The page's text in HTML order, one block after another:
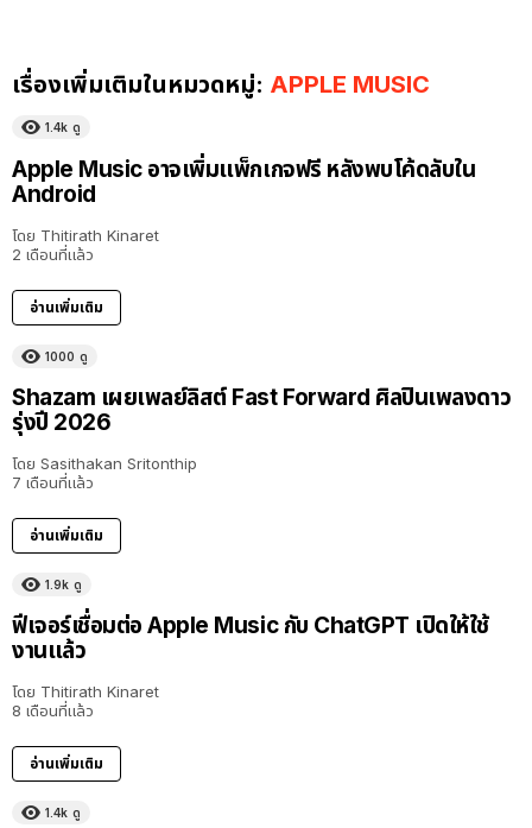
เรื่องเพิ่มเติมในหมวดหมู่: APPLE MUSIC
1.4k ดู
Apple Music อาจเพิ่มแพ็กเกจฟรี หลังพบโค้ดลับใน
Android
โดย Thitirath Kinaret
2 เดือนที่แล้ว
อ่านเพิ่มเติม
1000 ดู
Shazam เผยเพลย์ลิสต์ Fast Forward ศิลปินเพลงดาว
รุ่งปี 2026
โดย Sasithakan Sritonthip
7 เดือนที่แล้ว
อ่านเพิ่มเติม
1.9k ดู
ฟีเจอร์เชื่อมต่อ Apple Music กับ ChatGPT เปิดให้ใช้
งานแล้ว
โดย Thitirath Kinaret
8 เดือนที่แล้ว
อ่านเพิ่มเติม
1.4k ดู